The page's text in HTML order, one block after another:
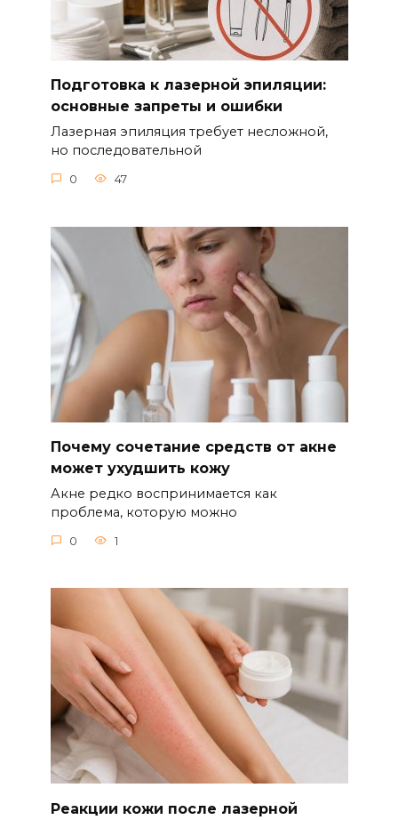
Подготовка к лазерной эпиляции:
основные запреты и ошибки
Лазерная эпиляция требует несложной,
но последовательной
0 47
Почему сочетание средств от акне
может ухудшить кожу
Акне редко воспринимается как
проблема, которую можно
0 1
Реакции кожи после лазерной